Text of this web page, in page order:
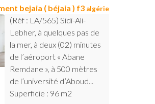
bejaia ( béjaia ) f3 algérie
(Réf : LA/565) Sidi-Ali-
Lebher, à quelques pas de
la mer, à deux (02) minutes
de l’aéroport « Abane
Remdane », à 500 mètres
de l’université d’Aboud...
Superficie : 96 m2